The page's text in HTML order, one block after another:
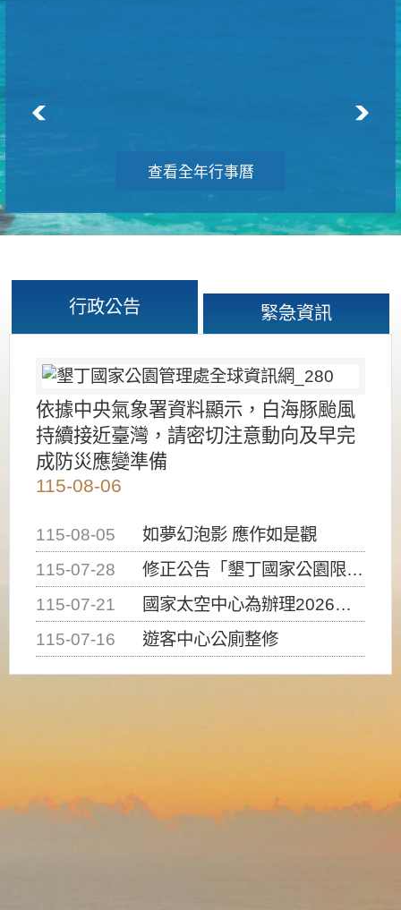
查看全年行事曆
行政公告 緊急資訊
依據中央氣象署資料顯示，白海豚颱風
持續接近臺灣，請密切注意動向及早完
成防災應變準備
115-08-06
115-08-05
如夢幻泡影 應作如是觀
115-07-28
修正公告「墾丁國家公園限制水域遊憩活動之種類、範圍、時間及行為」，自即日生效。
115-07-21
國家太空中心為辦理2026台灣盃火箭競賽，陸、海、空域警戒及協調相關事宜，因颱風備案事宜
115-07-16
遊客中心公廁整修